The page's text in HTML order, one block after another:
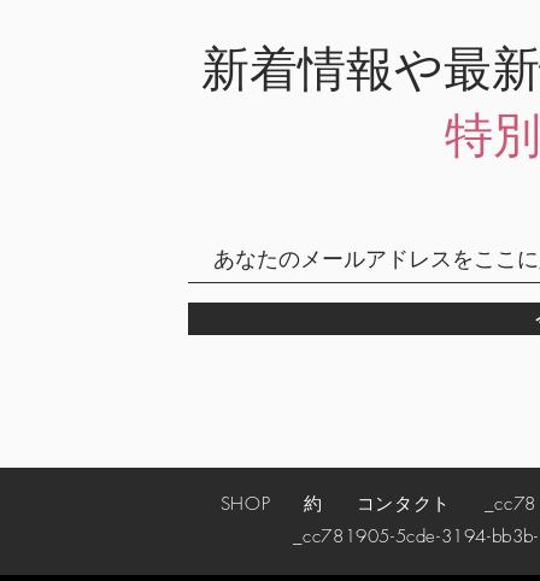
新着情報や最
特
SHOP 約 コンタクト
_cc781905-5cde-3194-